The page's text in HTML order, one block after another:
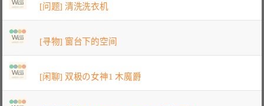
[问题] 清洗洗衣机
[寻物] 窗台下的空间
[闲聊] 双极の女神1 木魔爵